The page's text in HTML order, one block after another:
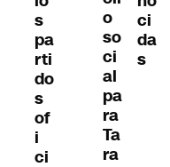
s
pa
rti
do
s
of
i
ci
o
so
ci
al
pa
ra
Ta
ra
ci
da
s